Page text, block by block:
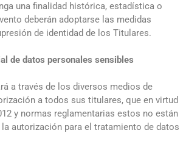
una finalidad histórica, estadística o
deberán adoptarse las medidas
de identidad de los Titulares.
de datos personales sensibles
a través de los diversos medios de
a todos sus titulares, que en virtud
y normas reglamentarias estos no están
autorización para el tratamiento de datos